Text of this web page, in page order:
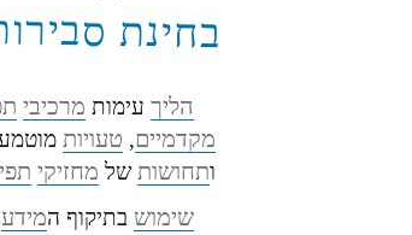
בחינת
הליךעימות מרכיבי
מקדמיים, טעויות
ותחושות של מחזיקי
שימושבתיקוף המידע